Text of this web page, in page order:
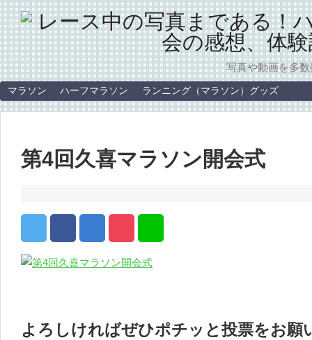
写真や動画を多
マラソン ハーフマラソン ランニング（マラソン）グッズ
第4回久喜マラソン開会式
よろしければぜひポチッと投票をお願